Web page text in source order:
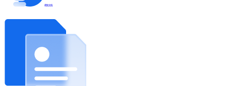
帮助文档